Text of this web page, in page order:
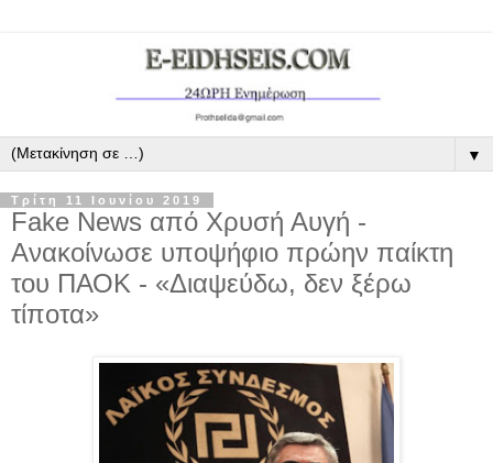
▼
Τρίτη 11 Ιουνίου 2019
Fake News από Χρυσή Αυγή -
Ανακοίνωσε υποψήφιο πρώην παίκτη
του ΠΑΟΚ - «Διαψεύδω, δεν ξέρω
τίποτα»